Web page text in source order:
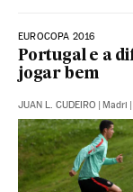
EUROCOPA 2016
Portugal e a
jogar bem
JUAN L. CUDEIRO Madri